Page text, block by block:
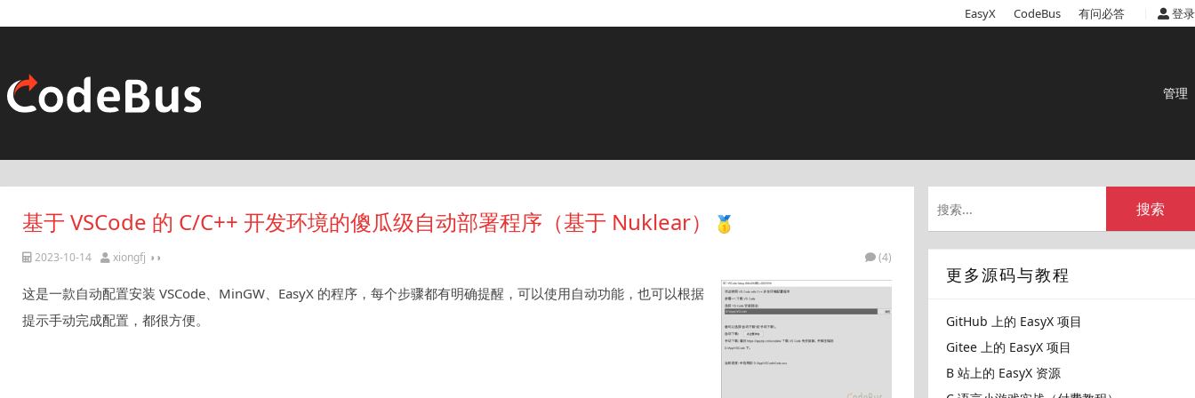
EasyX CodeBus 有问必答 登录
管理
基于 VSCode 的 C/C++ 开发环境的傻瓜级自动部署程序（基于 Nuklear）
2023-10-14 xiongfj ◑◑ (4)
这是一款自动配置安装 VSCode、MinGW、EasyX 的程序，每个步骤都有明确提醒，可以使用自动功能，也可以根据
提示手动完成配置，都很方便。
搜索
更多源码与教程
GitHub 上的 EasyX 项目
Gitee 上的 EasyX 项目
B 站上的 EasyX 资源